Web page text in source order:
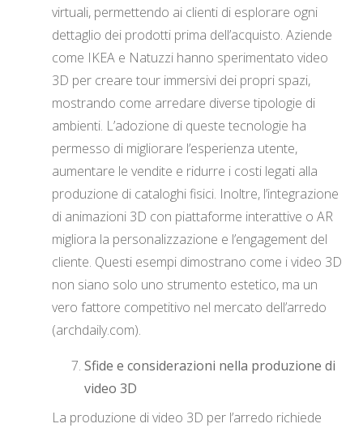
virtuali, permettendo ai clienti di esplorare ogni
dettaglio dei prodotti prima dell’acquisto. Aziende
come IKEA e Natuzzi hanno sperimentato video
3D per creare tour immersivi dei propri spazi,
mostrando come arredare diverse tipologie di
ambienti. L’adozione di queste tecnologie ha
permesso di migliorare l’esperienza utente,
aumentare le vendite e ridurre i costi legati alla
produzione di cataloghi fisici. Inoltre, l’integrazione
di animazioni 3D con piattaforme interattive o AR
migliora la personalizzazione e l’engagement del
cliente. Questi esempi dimostrano come i video 3D
non siano solo uno strumento estetico, ma un
vero fattore competitivo nel mercato dell’arredo
(archdaily.com).
Sfide e considerazioni nella produzione di
video 3D
La produzione di video 3D per l’arredo richiede